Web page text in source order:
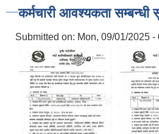
कर्मचारी आवश्यकता सम्बन्धी
Submitted on: Mon, 09/01/2025 -